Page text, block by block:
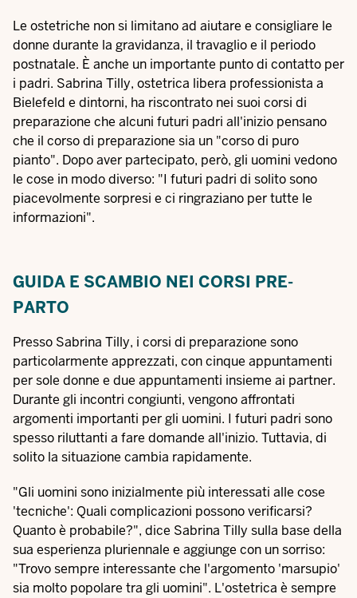
Le ostetriche non si limitano ad aiutare e consigliare le
donne durante la gravidanza, il travaglio e il periodo
postnatale. È anche un importante punto di contatto per
i padri. Sabrina Tilly, ostetrica libera professionista a
Bielefeld e dintorni, ha riscontrato nei suoi corsi di
preparazione che alcuni futuri padri all'inizio pensano
che il corso di preparazione sia un "corso di puro
pianto". Dopo aver partecipato, però, gli uomini vedono
le cose in modo diverso: "I futuri padri di solito sono
piacevolmente sorpresi e ci ringraziano per tutte le
informazioni".
GUIDA E SCAMBIO NEI CORSI PRE-
PARTO
Presso Sabrina Tilly, i corsi di preparazione sono
particolarmente apprezzati, con cinque appuntamenti
per sole donne e due appuntamenti insieme ai partner.
Durante gli incontri congiunti, vengono affrontati
argomenti importanti per gli uomini. I futuri padri sono
spesso riluttanti a fare domande all'inizio. Tuttavia, di
solito la situazione cambia rapidamente.
"Gli uomini sono inizialmente più interessati alle cose
'tecniche': Quali complicazioni possono verificarsi?
Quanto è probabile?", dice Sabrina Tilly sulla base della
sua esperienza pluriennale e aggiunge con un sorriso:
"Trovo sempre interessante che l'argomento 'marsupio'
sia molto popolare tra gli uomini". L'ostetrica è sempre